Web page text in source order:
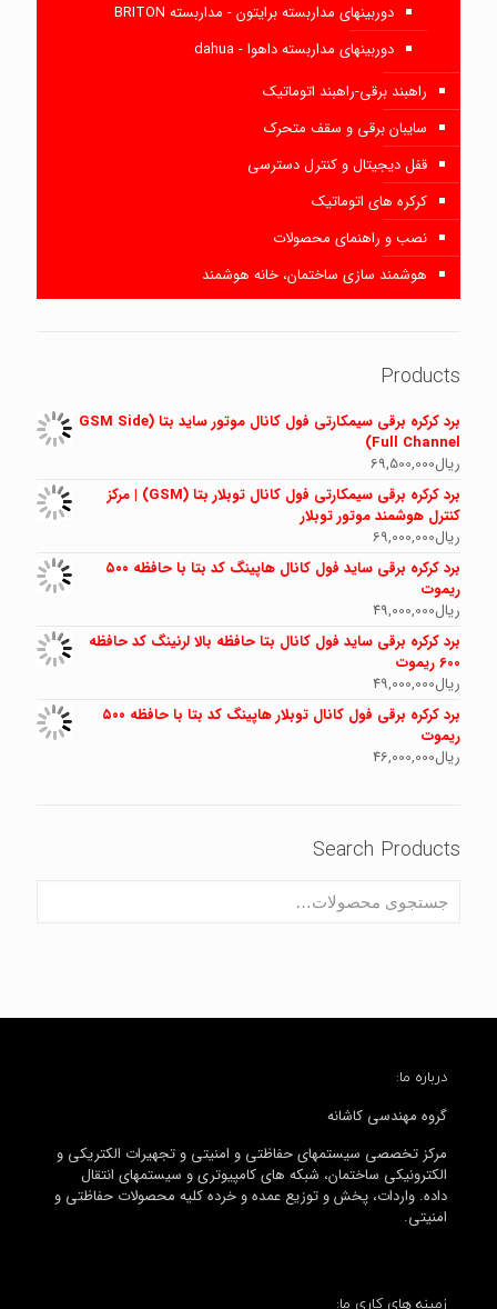
دوربینهای مداربسته برایتون - مداربسته BRITON
دوربینهای مداربسته داهوا - dahua
راهبند برقی-راهبند اتوماتیک
سایبان برقی و سقف متحرک
قفل دیجیتال و کنترل دسترسی
کرکره های اتوماتیک
نصب و راهنمای محصولات
هوشمند سازی ساختمان، خانه هوشمند
Products
برد کرکره برقی سیمکارتی فول کانال موتور ساید بتا (GSM Side
Full Channel)
ریال69,500,000
برد کرکره برقی سیمکارتی فول کانال توبلار بتا (GSM) | مرکز
کنترل هوشمند موتور توبلار
ریال69,000,000
برد کرکره برقی ساید فول کانال هاپینگ کد بتا با حافظه ۵۰۰
ریموت
ریال49,000,000
برد کرکره برقی ساید فول کانال بتا حافظه بالا لرنینگ کد حافظه
600 ریموت
ریال49,000,000
برد کرکره برقی فول کانال توبلار هاپینگ کد بتا با حافظه ۵۰۰
ریموت
ریال46,000,000
Search Products
درباره ما:
گروه مهندسی کاشانه
مرکز تخصصی سیستمهای حفاظتی و امنیتی و تجهیرات الکتریکی و
الکترونیکی ساختمان، شبکه های کامپیوتری و سیستمهای انتقال
داده. واردات، پخش و توزیع عمده و خرده کلیه محصولات حفاظتی و
امنیتی.
زمینه های کاری ما: